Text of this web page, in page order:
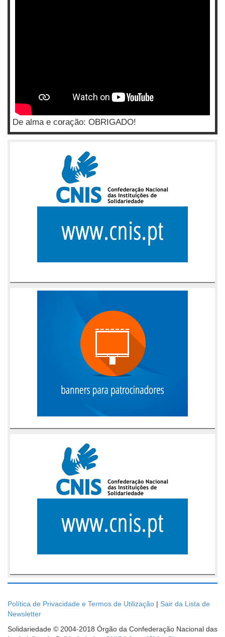
De alma e coração: OBRIGADO!
Política de Privacidade e Termos de Utilização | Sair da Lista de
Newsletter
Solidariedade © 2004-2018 Órgão da Confederação Nacional das